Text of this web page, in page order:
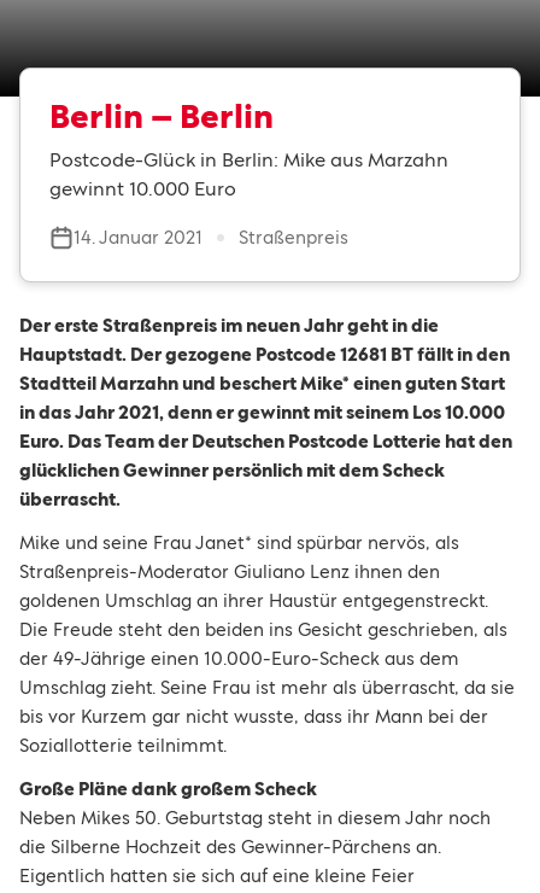
Berlin – Berlin
Postcode-Glück in Berlin: Mike aus Marzahn
gewinnt 10.000 Euro
14. Januar 2021 Straßenpreis
Der erste Straßenpreis im neuen Jahr geht in die
Hauptstadt. Der gezogene Postcode 12681 BT fällt in den
Stadtteil Marzahn und beschert Mike* einen guten Start
in das Jahr 2021, denn er gewinnt mit seinem Los 10.000
Euro. Das Team der Deutschen Postcode Lotterie hat den
glücklichen Gewinner persönlich mit dem Scheck
überrascht.
Mike und seine Frau Janet* sind spürbar nervös, als
Straßenpreis-Moderator Giuliano Lenz ihnen den
goldenen Umschlag an ihrer Haustür entgegenstreckt.
Die Freude steht den beiden ins Gesicht geschrieben, als
der 49-Jährige einen 10.000-Euro-Scheck aus dem
Umschlag zieht. Seine Frau ist mehr als überrascht, da sie
bis vor Kurzem gar nicht wusste, dass ihr Mann bei der
Soziallotterie teilnimmt.
Große Pläne dank großem Scheck
Neben Mikes 50. Geburtstag steht in diesem Jahr noch
die Silberne Hochzeit des Gewinner-Pärchens an.
Eigentlich hatten sie sich auf eine kleine Feier